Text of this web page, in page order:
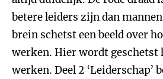
betere leiders zijn dan
brein schetst een beeld over
werken. Hier wordt geschetst
werken. Deel 2 ‘Leiderschap’